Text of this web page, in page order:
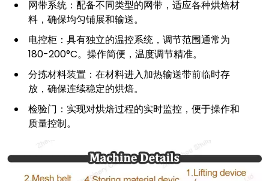
网带系统：配备不同类型的网带，适应各种烘焙材
料，确保均匀铺展和输送。
电控柜：具有独立的温控系统，调节范围通常为
180-200°C。操作简便，温度调节精准。
分拣材料装置：在材料进入加热输送带前临时存
放，确保连续稳定的烘焙。
检验门：实现对烘焙过程的实时监控，便于操作和
质量控制。